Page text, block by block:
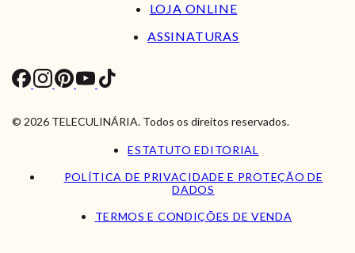
LOJA ONLINE
ASSINATURAS
© 2026 TELECULINÁRIA. Todos os direitos reservados.
ESTATUTO EDITORIAL
POLÍTICA DE PRIVACIDADE E PROTEÇÃO DE
DADOS
TERMOS E CONDIÇÕES DE VENDA